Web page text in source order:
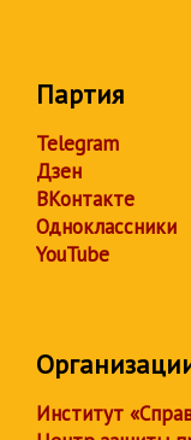
Партия
Telegram
Дзен
ВКонтакте
Одноклассники
YouTube
Институт